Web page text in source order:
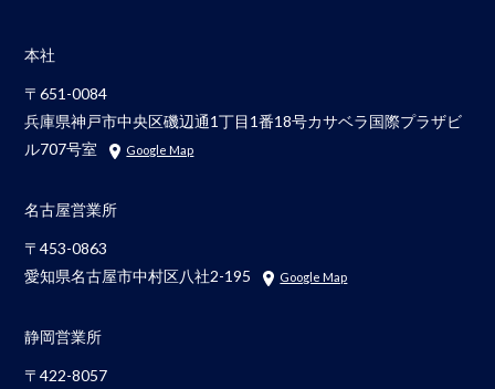
本社
〒651-0084
兵庫県神戸市中央区磯辺通1丁目1番18号カサベラ国際プラザビ
ル707号室
Google Map
名古屋営業所
〒453-0863
愛知県名古屋市中村区八社2-195
Google Map
静岡営業所
〒422-8057